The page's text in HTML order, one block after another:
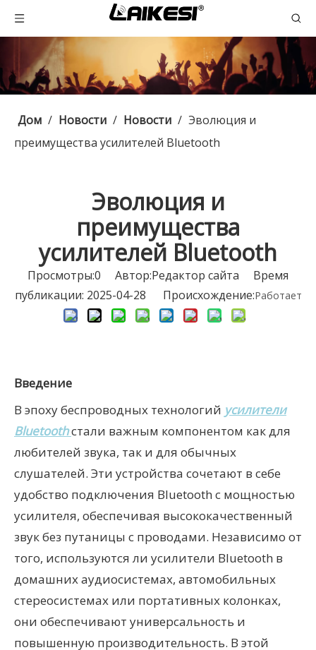
Дом / Новости / Новости / Эволюция и
преимущества усилителей Bluetooth
Эволюция и
преимущества
усилителей Bluetooth
Просмотры:0 Автор:Pедактор сайта Время
публикации: 2025-04-28 Происхождение:Работает
Введение
В эпоху беспроводных технологий усилители
Bluetoothстали важным компонентом как для
любителей звука, так и для обычных
слушателей. Эти устройства сочетают в себе
удобство подключения Bluetooth с мощностью
усилителя, обеспечивая высококачественный
звук без путаницы с проводами. Независимо от
того, используются ли усилители Bluetooth в
домашних аудиосистемах, автомобильных
стереосистемах или портативных колонках,
они обеспечивают универсальность и
повышенную производительность. В этой